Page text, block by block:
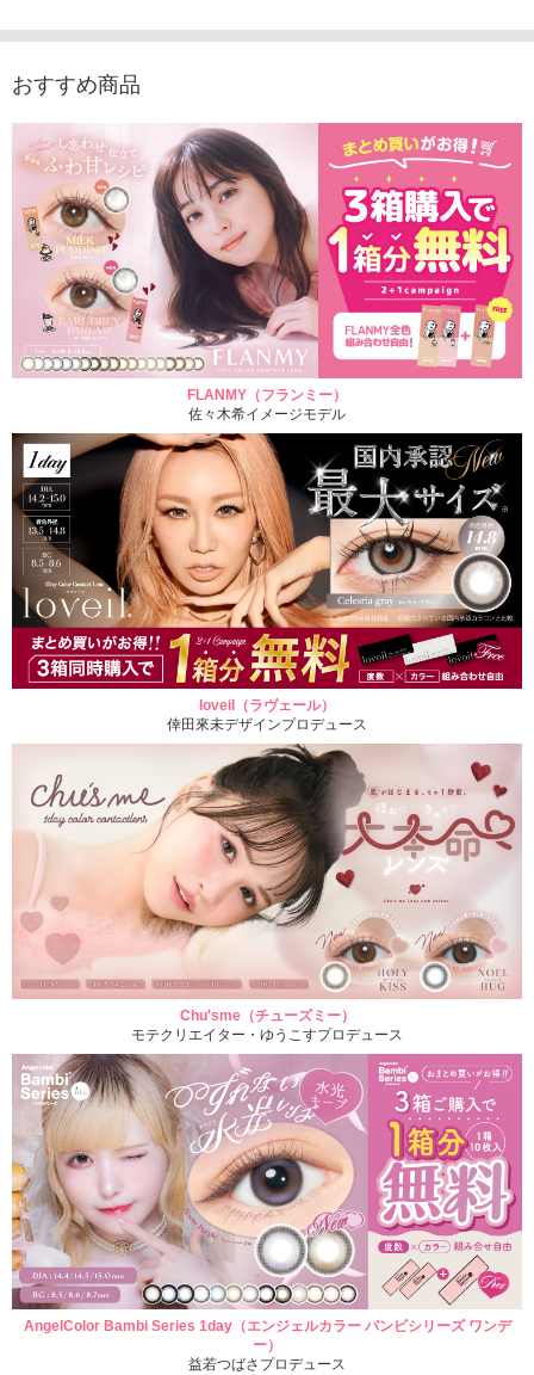
おすすめ商品
FLANMY（フランミー）
佐々木希イメージモデル
loveil（ラヴェール）
倖田來未デザインプロデュース
Chu'sme（チューズミー）
モテクリエイター・ゆうこすプロデュース
AngelColor Bambi Series 1day（エンジェルカラー バンビシリーズ ワンデ
ー）
益若つばさプロデュース